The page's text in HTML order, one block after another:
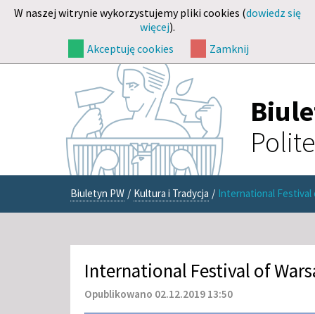
W naszej witrynie wykorzystujemy pliki cookies (dowiedz się
więcej).
Akceptuję cookies
Zamknij
Biuletyn PW / Kultura i Tradycja / International Festival
International Festival of
Opublikowano 02.12.2019 13:50